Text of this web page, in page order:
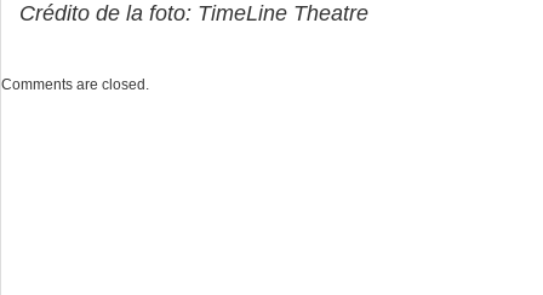
Crédito de la foto: TimeLine Theatre
Comments are closed.